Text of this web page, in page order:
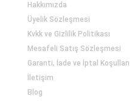
Hakkımızda
Üyelik Sözleşmesi
Kvkk ve Gizlilik Politikası
Mesafeli Satış Sözleşmesi
Garanti, İade ve İptal Koşulları
İletişim
Blog